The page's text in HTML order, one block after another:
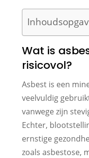
Wat is
risicovol?
Asbest is een
veelvuldig
vanwege zijn
Echter,
ernstige
zoals asbestose,